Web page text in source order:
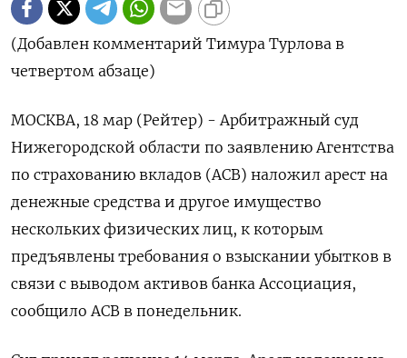
(Добавлен комментарий Тимура Турлова в
четвертом абзаце)
МОСКВА, 18 мар (Рейтер) - Арбитражный суд
Нижегородской области по заявлению Агентства
по страхованию вкладов (АСВ) наложил арест на
денежные средства и другое имущество
нескольких физических лиц, к которым
предъявлены требования о взыскании убытков в
связи с выводом активов банка Ассоциация,
сообщило АСВ в понедельник.